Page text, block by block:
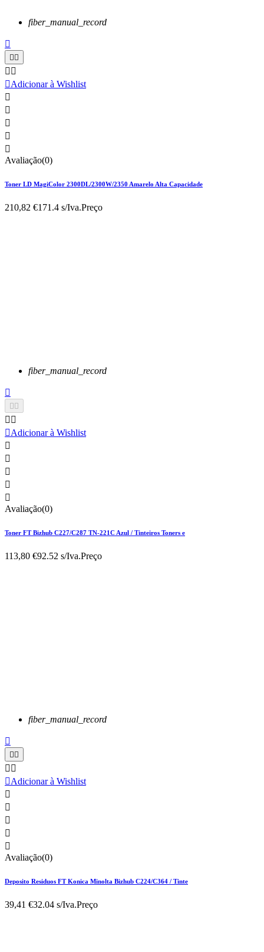
fiber_manual_record

 
 
Adicionar à Wishlist





Avaliação(0)
Toner LD MagiColor 2300DL/2300W/2350 Amarelo Alta Capacidade
210,82 €171.4 s/Iva.Preço
fiber_manual_record

 
 
Adicionar à Wishlist





Avaliação(0)
Toner FT Bizhub C227/C287 TN-221C Azul / Tinteiros Toners e
113,80 €92.52 s/Iva.Preço
fiber_manual_record

 
 
Adicionar à Wishlist





Avaliação(0)
Deposito Residuos FT Konica Minolta Bizhub C224/C364 / Tinte
39,41 €32.04 s/Iva.Preço